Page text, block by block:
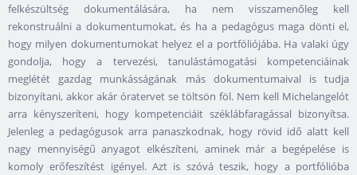
felkészültség dokumentálására, ha nem visszamenőleg kell
rekonstruálni a dokumentumokat, és ha a pedagógus maga dönti el,
hogy milyen dokumentumokat helyez el a portfóliójába. Ha valaki úgy
gondolja, hogy a tervezési, tanulástámogatási kompetenciáinak
meglétét gazdag munkásságának más dokumentumaival is tudja
bizonyítani, akkor akár óratervet se töltsön föl. Nem kell Michelangelót
arra kényszeríteni, hogy kompetenciáit széklábfaragással bizonyítsa.
Jelenleg a pedagógusok arra panaszkodnak, hogy rövid idő alatt kell
nagy mennyiségű anyagot elkészíteni, aminek már a begépelése is
komoly erőfeszítést igényel. Azt is szóvá teszik, hogy a portfólióba